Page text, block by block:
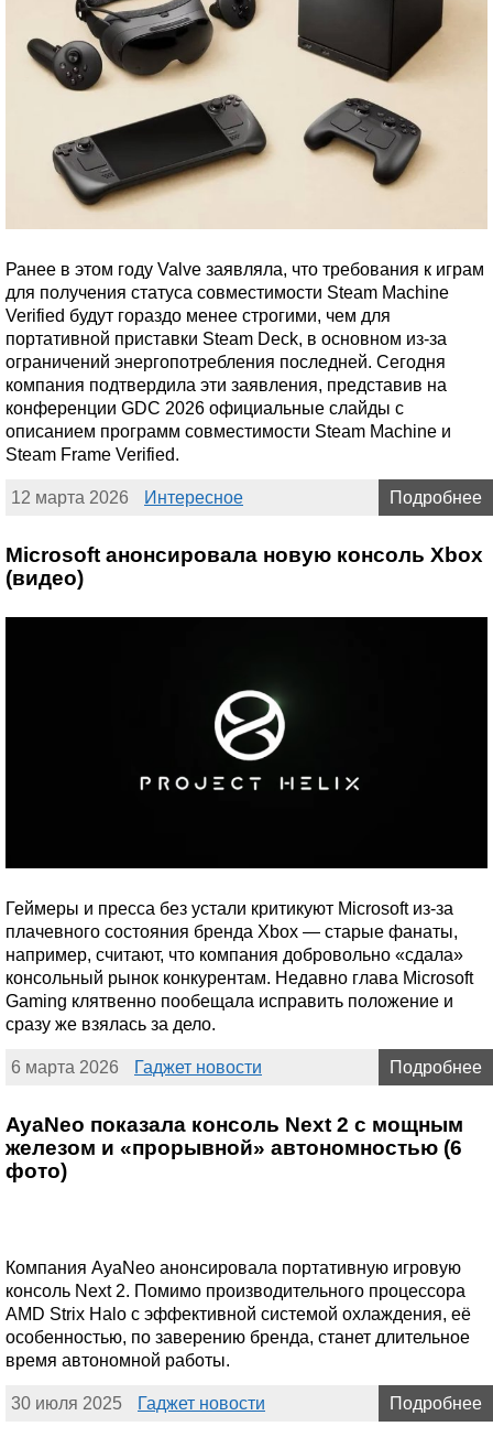
Ранее в этом году Valve заявляла, что требования к играм
для получения статуса совместимости Steam Machine
Verified будут гораздо менее строгими, чем для
портативной приставки Steam Deck, в основном из-за
ограничений энергопотребления последней. Сегодня
компания подтвердила эти заявления, представив на
конференции GDC 2026 официальные слайды с
описанием программ совместимости Steam Machine и
Steam Frame Verified.
12 марта 2026 Интересное Подробнее
Microsoft анонсировала новую консоль Xbox
(видео)
Геймеры и пресса без устали критикуют Microsoft из-за
плачевного состояния бренда Xbox — старые фанаты,
например, считают, что компания добровольно «сдала»
консольный рынок конкурентам. Недавно глава Microsoft
Gaming клятвенно пообещала исправить положение и
сразу же взялась за дело.
6 марта 2026 Гаджет новости Подробнее
AyaNeo показала консоль Next 2 с мощным
железом и «прорывной» автономностью (6
фото)
Компания AyaNeo анонсировала портативную игровую
консоль Next 2. Помимо производительного процессора
AMD Strix Halo с эффективной системой охлаждения, её
особенностью, по заверению бренда, станет длительное
время автономной работы.
30 июля 2025 Гаджет новости Подробнее